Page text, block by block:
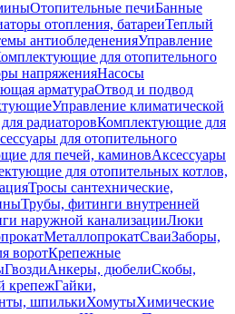
Отопительные печиБанные
отопления, батареиТеплый
антиобледененияУправление
для отопительного
напряженияНасосы
арматураОтвод и подвод
Управление климатической
радиаторовКомплектующие для
для отопительного
для печей, каминовАксессуары
для отопительных котлов,
Тросы сантехнические,
Трубы, фитинги внутренней
наружной канализацииЛюки
МеталлопрокатСваиЗаборы,
воротКрепежные
ГвоздиАнкеры, дюбелиСкобы,
крепежГайки,
шпилькиХомутыХимические